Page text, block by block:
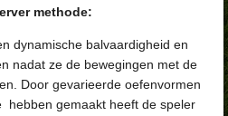
methode:
dynamische balvaardigheid en
nadat ze de bewegingen met de
Door gevarieerde oefenvormen
hebben gemaakt heeft de speler